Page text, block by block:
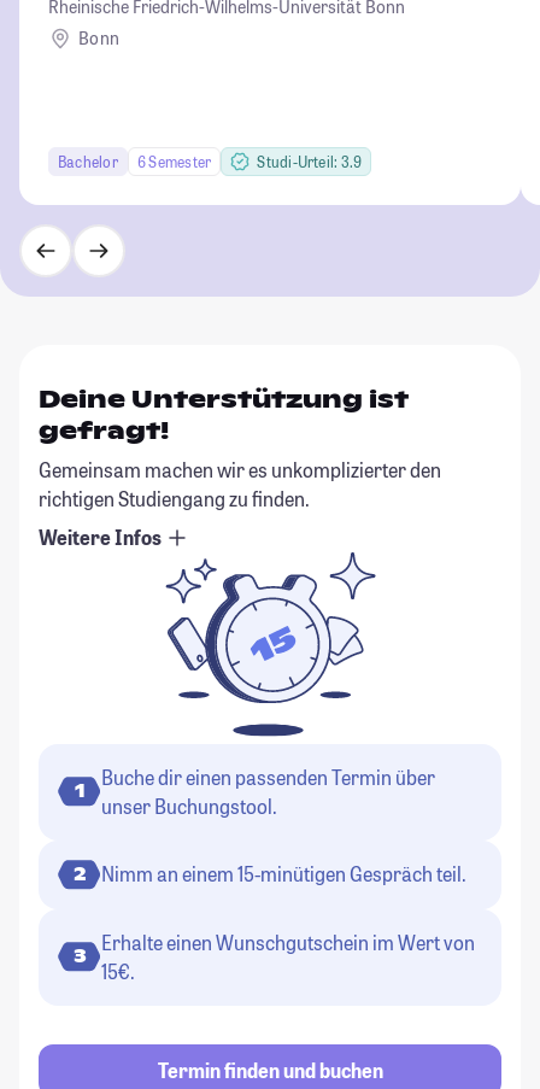
Rheinische Friedrich-Wilhelms-Universität Bonn
Bonn
Bachelor 6 Semester Studi-Urteil: 3.9
Deine Unterstützung ist
gefragt!
Gemeinsam machen wir es unkomplizierter den
richtigen Studiengang zu finden.
Weitere Infos
1
Buche dir einen passenden Termin über
unser Buchungstool.
2 Nimm an einem 15-minütigen Gespräch teil.
3
Erhalte einen Wunschgutschein im Wert von
15€.
Termin finden und buchen